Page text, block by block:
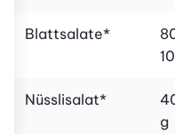
Blattsalate*
Nüsslisalat*
g